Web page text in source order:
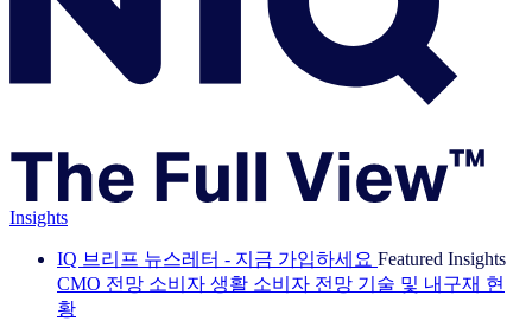
Insights
IQ 브리프 뉴스레터 - 지금 가입하세요 Featured Insights
CMO 전망 소비자 생활 소비자 전망 기술 및 내구재 현
황